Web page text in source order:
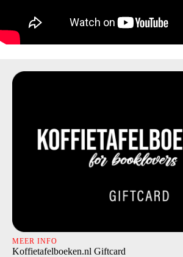
MEER INFO
Koffietafelboeken.nl Giftcard